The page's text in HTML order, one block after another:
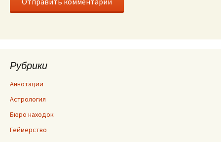
Рубрики
Аннотации
Астрология
Бюро находок
Геймерство